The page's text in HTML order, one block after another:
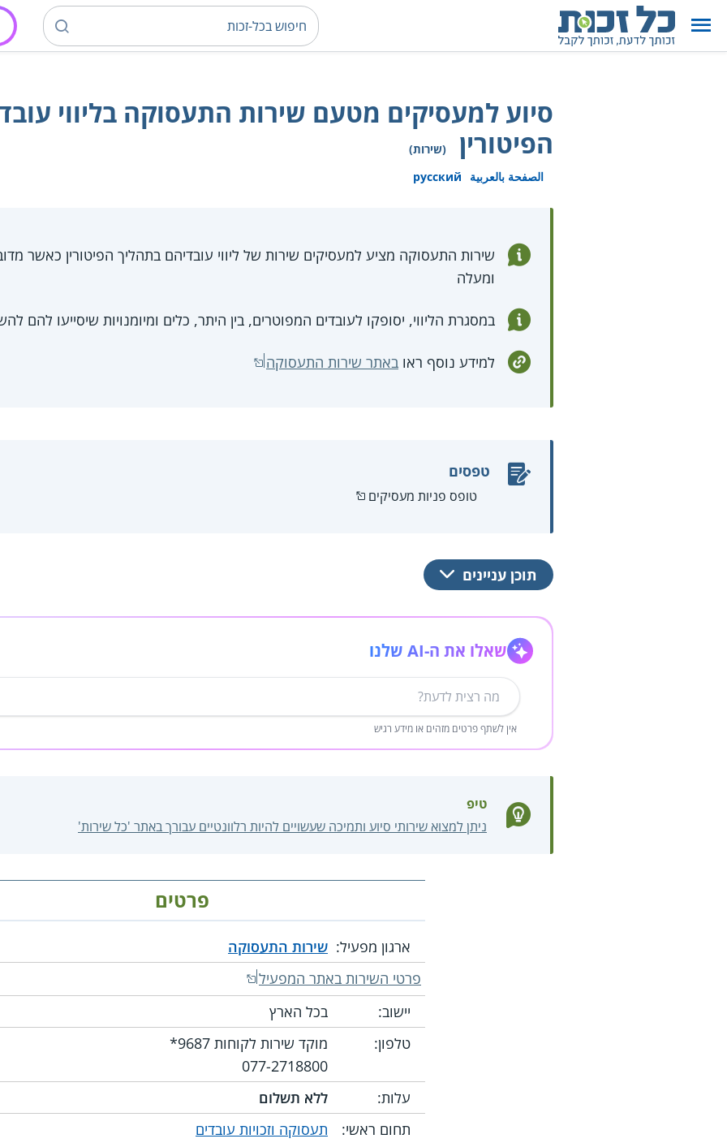
סיוע למעסיקים מטעם שירות התעסוקה בליווי
הפיטורין
(שירות)
الصفحة بالعربية
русский
ומעלה
במסגרת הליווי, יסופקו לעובדים המפוטרים, בין היתר, כלים ומיומנויות שיסייעו
למידע נוסף ראו באתר שירות התעסוקה
טפסים
טופס פניות מעסיקים
תוכן עניינים
שאלו את ה-AI שלנו
אין לשתף פרטים מזהים או מידע רגיש
טיפ
ניתן למצוא שירותי סיוע ותמיכה שעשויים להיות רלוונטיים עבורך באתר 'כל שירות'
פרטים
ארגון מפעיל: שירות התעסוקה
פרטי השירות באתר המפעיל
יישוב:
בכל הארץ
טלפון:
מוקד שירות לקוחות 9687*
077-2718800
עלות:
ללא תשלום
תחום ראשי:
תעסוקה וזכויות עובדים